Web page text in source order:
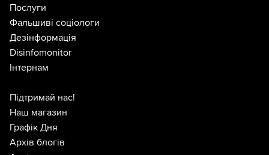
Послуги
Фальшиві соціологи
Дезінформація
Disinfomonitor
Інтернам
Підтримай нас!
Наш магазин
Графік Дня
Архів блогів